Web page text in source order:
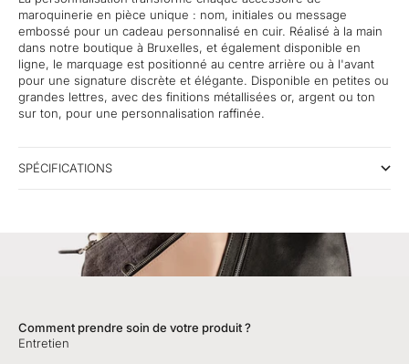
maroquinerie en pièce unique : nom, initiales ou message
embossé pour un cadeau personnalisé en cuir. Réalisé à la main
dans notre boutique à Bruxelles, et également disponible en
ligne, le marquage est positionné au centre arrière ou à l'avant
pour une signature discrète et élégante. Disponible en petites ou
grandes lettres, avec des finitions métallisées or, argent ou ton
sur ton, pour une personnalisation raffinée.
SPÉCIFICATIONS
Comment prendre soin de votre produit ?
Entretien